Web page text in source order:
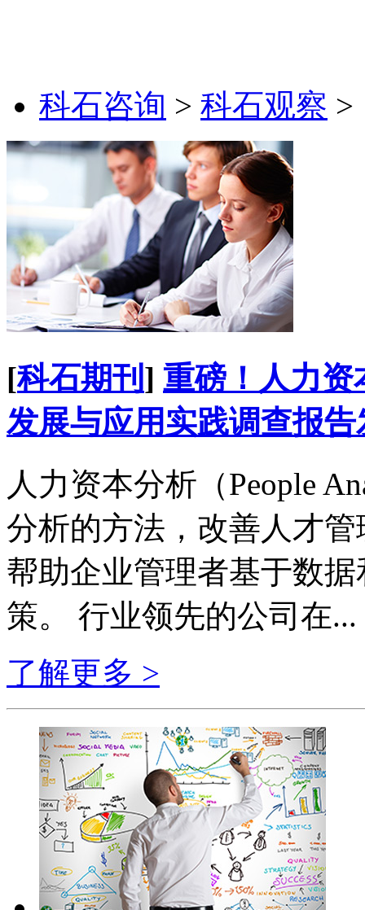
科石咨询 > 科石观察 >
[科石期刊 ] 重磅！人力资
发展与应用实践调查报告
人力资本分析（People
分析的方法，改善人才
帮助企业管理者基于数
策。 行业领先的公司在...
了解更多 >